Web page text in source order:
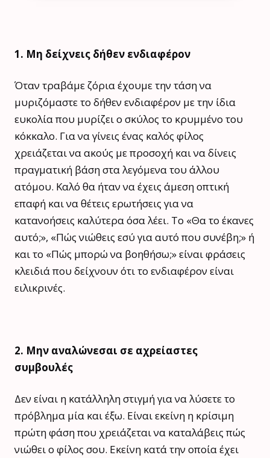
1. Μη δείχνεις δήθεν ενδιαφέρον
Όταν τραβάμε ζόρια έχουμε την τάση να
μυριζόμαστε το δήθεν ενδιαφέρον με την ίδια
ευκολία που μυρίζει ο σκύλος το κρυμμένο του
κόκκαλο. Για να γίνεις ένας καλός φίλος
χρειάζεται να ακούς με προσοχή και να δίνεις
πραγματική βάση στα λεγόμενα του άλλου
ατόμου. Καλό θα ήταν να έχεις άμεση οπτική
επαφή και να θέτεις ερωτήσεις για να
κατανοήσεις καλύτερα όσα λέει. Το «Θα το έκανες
αυτό;», «Πώς νιώθεις εσύ για αυτό που συνέβη;» ή
και το «Πώς μπορώ να βοηθήσω;» είναι φράσεις
κλειδιά που δείχνουν ότι το ενδιαφέρον είναι
ειλικρινές.
2. Μην αναλώνεσαι σε αχρείαστες
συμβουλές
Δεν είναι η κατάλληλη στιγμή για να λύσετε το
πρόβλημα μία και έξω. Είναι εκείνη η κρίσιμη
πρώτη φάση που χρειάζεται να καταλάβεις πώς
νιώθει ο φίλος σου. Εκείνη κατά την οποία έχει